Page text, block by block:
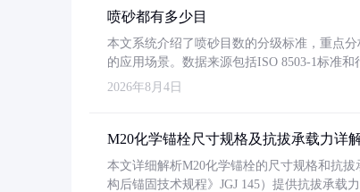
喷砂都有多少目
本文系统介绍了喷砂目数的分级标准，重点
的应用场景。数据来源包括ISO 8503-1标准
2026年8月4日
M20化学锚栓尺寸规格及抗拔承载力详
本文详细解析M20化学锚栓的尺寸规格和抗
构后锚固技术规程》JGJ 145）提供抗拔承载